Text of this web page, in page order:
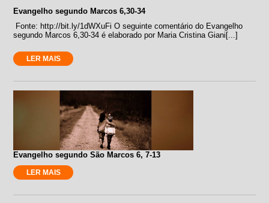
Evangelho segundo Marcos 6,30-34
Fonte: http://bit.ly/1dWXuFi O seguinte comentário do Evangelho
segundo Marcos 6,30-34 é elaborado por Maria Cristina Giani[...]
LER MAIS
Evangelho segundo São Marcos 6, 7-13
LER MAIS